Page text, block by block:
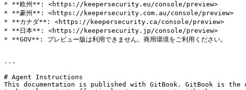
* **欧州**: <https://keepersecurity.eu/console/preview>
* **豪州**: <https://keepersecurity.com.au/console/preview>
* **カナダ**: <https://keepersecurity.ca/console/preview>
* **日本**: <https://keepersecurity.jp/console/preview>
* **GOV**: プレビュー版は利用できません。商用環境をご利用ください。
---
# Agent Instructions
This documentation is published with GitBook. GitBook is the